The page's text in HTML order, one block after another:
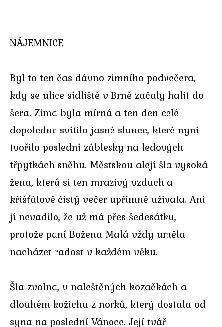
NÁJEMNICE
Byl to ten čas dávno zimního podvečera,
kdy se ulice sídliště v Brně začaly halit do
šera. Zima byla mírná a ten den celé
dopoledne svítilo jasné slunce, které nyní
tvořilo poslední záblesky na ledových
třpytkách sněhu. Městskou alejí šla vysoká
žena, která si ten mrazivý vzduch a
křišťálově čistý večer upřímně užívala. Ani
jí nevadilo, že už má přes šedesátku,
protože paní Božena Malá vždy uměla
nacházet radost v každém věku.
Šla zvolna, v naleštěných kozačkách a
dlouhém kožichu z norků, který dostala od
syna na poslední Vánoce. Její tvář